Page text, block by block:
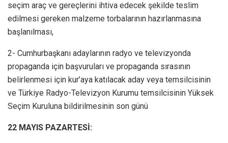
seçim araç ve gereçlerini ihtiva edecek şekilde teslim
edilmesi gereken malzeme torbalarının hazırlanmasına
başlanılması,
2- Cumhurbaşkanı adaylarının radyo ve televizyonda
propaganda için başvuruları ve propaganda sırasının
belirlenmesi için kur’aya katılacak aday veya temsilcisinin
ve Türkiye Radyo-Televizyon Kurumu temsilcisinin Yüksek
Seçim Kuruluna bildirilmesinin son günü
22 MAYIS PAZARTESİ: